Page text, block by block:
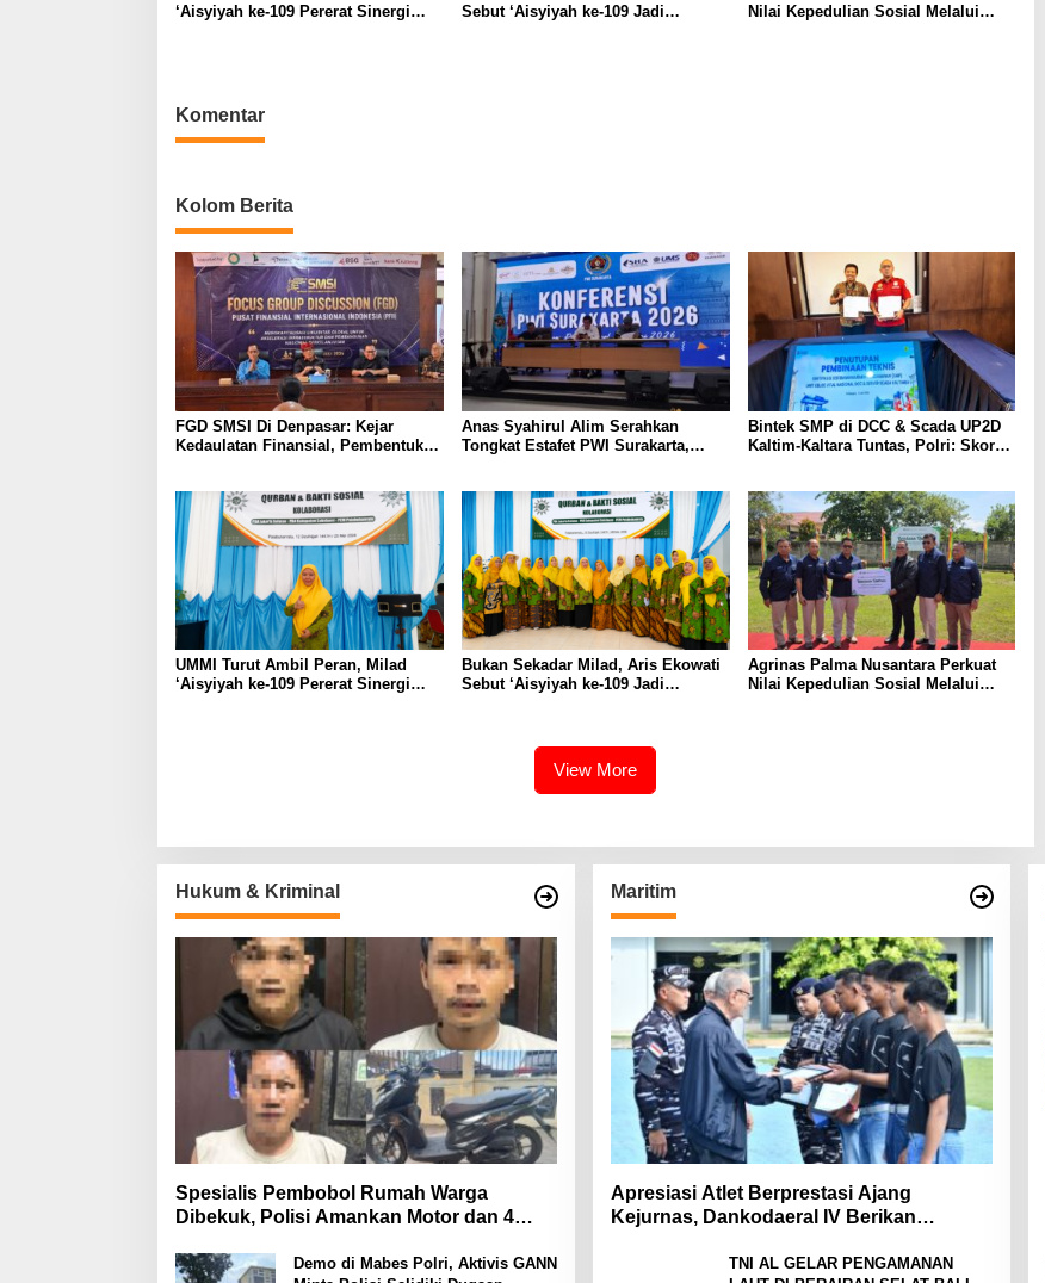
‘Aisyiyah ke-109 Pererat Sinergi
Sebut ‘Aisyiyah ke-109 Jadi
Nilai Kepedulian Sosial Melalui
Komentar
Kolom Berita
FGD SMSI Di Denpasar: Kejar
Kedaulatan Finansial, Pembentukan
Anas Syahirul Alim Serahkan
Tongkat Estafet PWI Surakarta,
Bintek SMP di DCC & Scada UP2D
Kaltim-Kaltara Tuntas, Polri: Skor
Jantung Listrik Kalimantan
UMMI Turut Ambil Peran, Milad
‘Aisyiyah ke-109 Pererat Sinergi
Bukan Sekadar Milad, Aris Ekowati
Sebut ‘Aisyiyah ke-109 Jadi
Agrinas Palma Nusantara Perkuat
Nilai Kepedulian Sosial Melalui
View More
Hukum & Kriminal
Spesialis Pembobol Rumah Warga
Dibekuk, Polisi Amankan Motor dan 4
Demo di Mabes Polri, Aktivis GANN
Maritim
Apresiasi Atlet Berprestasi Ajang
Kejurnas, Dankodaeral IV Berikan
TNI AL GELAR PENGAMANAN